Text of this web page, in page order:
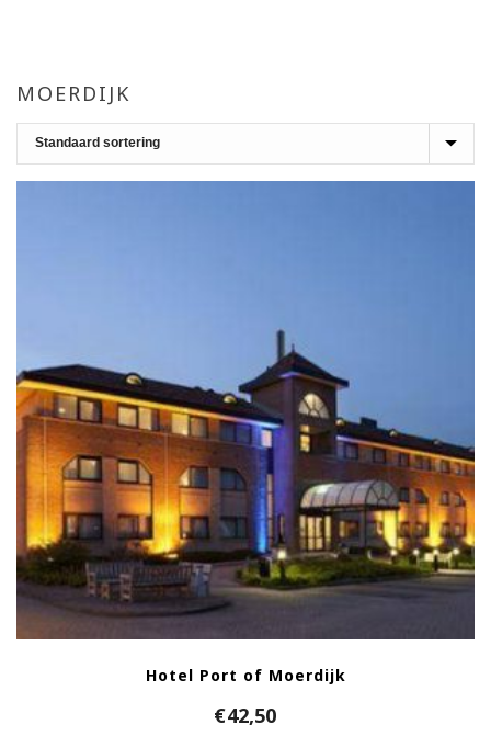
MOERDIJK
Hotel Port of Moerdijk
€42,50